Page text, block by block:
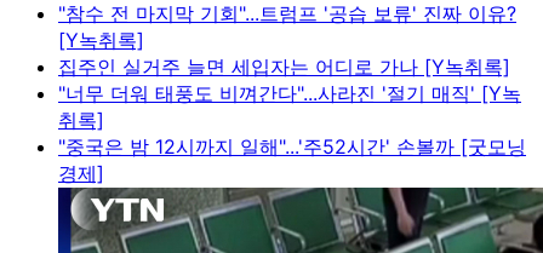
"참수 전 마지막 기회"...트럼프 '공습 보류' 진짜 이유?
[Y녹취록]
집주인 실거주 늘면 세입자는 어디로 가나 [Y녹취록]
"너무 더워 태풍도 비껴간다"...사라진 '절기 매직' [Y녹
취록]
"중국은 밤 12시까지 일해"...'주52시간' 손볼까 [굿모닝
경제]